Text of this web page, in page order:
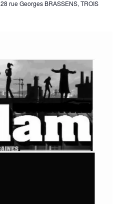
28 rue Georges BRASSENS, TROIS